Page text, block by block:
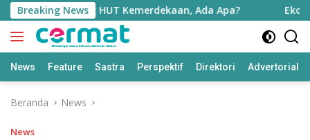
Langsung
ke
konten
Breaking News
Jelang HUT Kemerdekaan, Ada Apa? Ekonomi
News Feature Sastra Perspektif Direktori Advertorial
Beranda News
News